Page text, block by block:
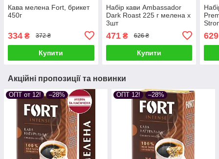
Кава мелена Fort, брикет
450г
334 ₴ 372 ₴
Купити
Набір кави Ambassador
Dark Roast 225 г мелена х
3шт
471₴ 626 ₴
Купити
629
Акційні пропозиції та новинки
ОПТ от 12! –28% ОПТ 12! –28%